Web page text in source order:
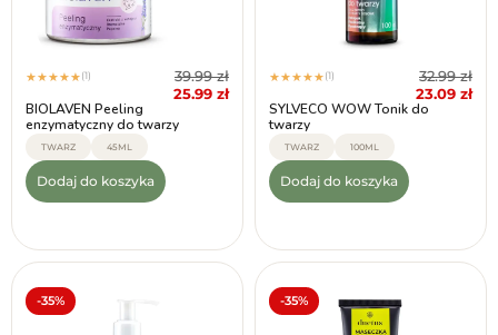
★★★★★(1) 39.99zł
25.99 zł
BIOLAVEN Peeling
enzymatyczny do twarzy
TWARZ 45ML
Dodaj do koszyka
★★★★★(1) 32.99zł
23.09 zł
SYLVECO WOW Tonik do
twarzy
TWARZ 100ML
Dodaj do koszyka
-35% -35%